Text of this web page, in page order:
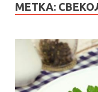
МЕТКА: